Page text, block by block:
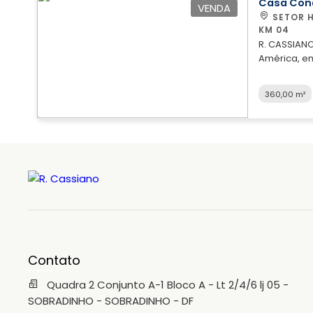
excelente
cidades e
VENDA Casa
KM 04
R.
América, em
Kit
360,00 m²
Contato
Quadra 2 Conjunto A-1 Bloco A - Lt 2/4/6 lj 05 -
SOBRADINHO - SOBRADINHO - DF